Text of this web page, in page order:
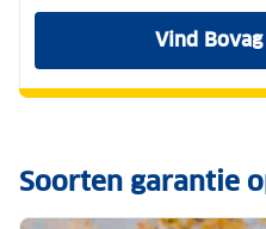
Vind
Soorten garantie